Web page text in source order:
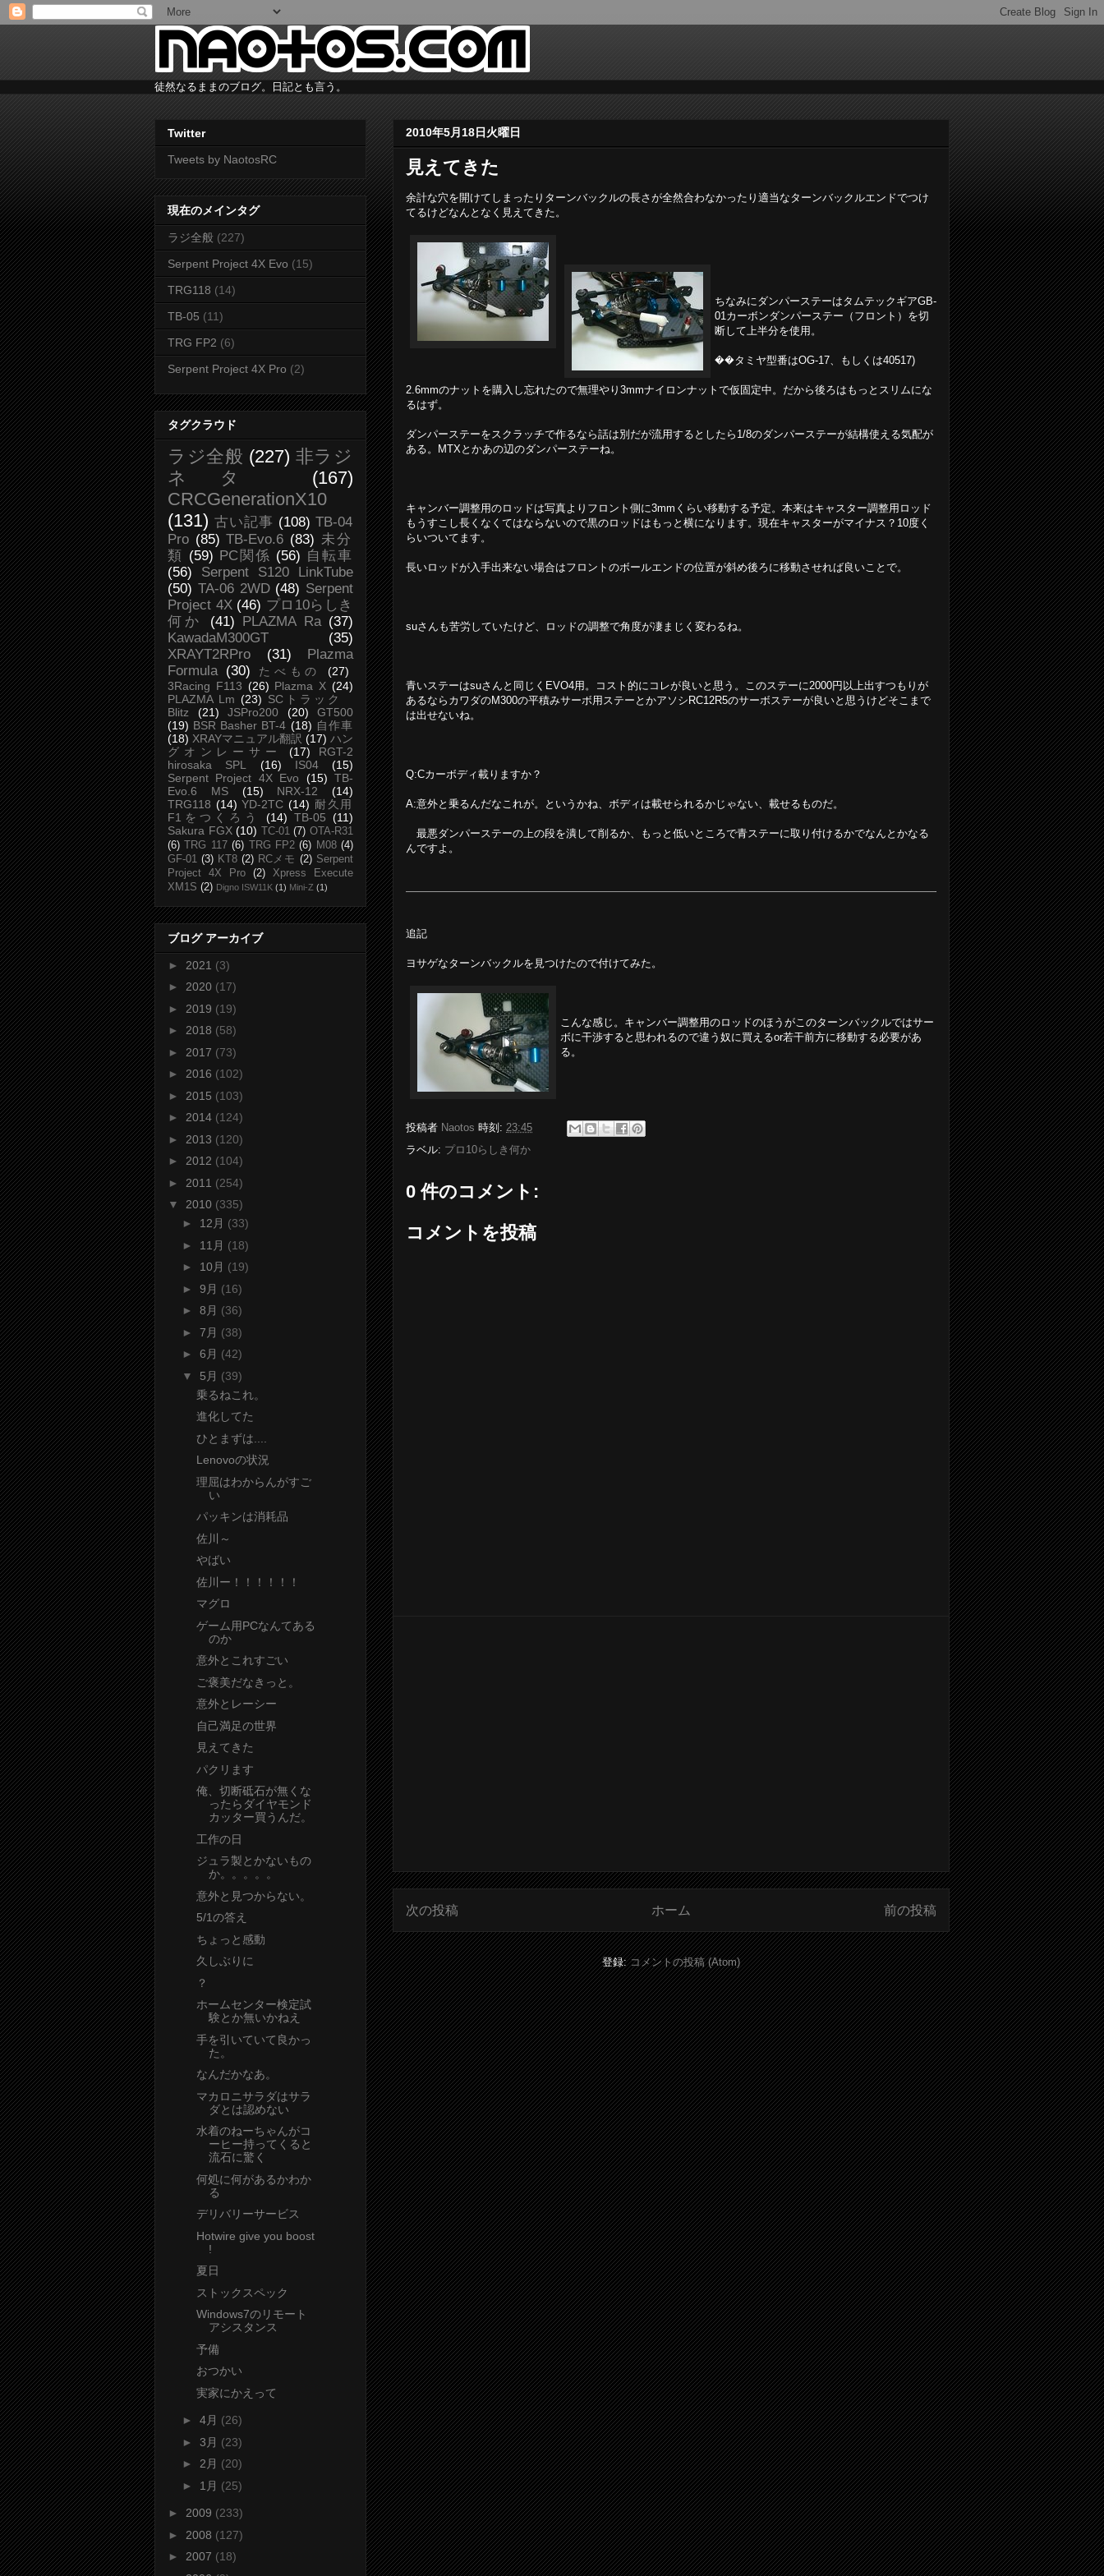
徒然なるままのブログ。日記とも言う。
2010年5月18日火曜日
見えてきた
余計な穴を開けてしまったりターンバックルの長さが全然合わなかったり適当なターンバックルエンドでつけ
てるけどなんとなく見えてきた。
ちなみにダンパーステーはタムテックギアGB-
01カーボンダンパーステー（フロント）を切
断して上半分を使用。
��タミヤ型番はOG-17、もしくは40517)
2.6mmのナットを購入し忘れたので無理やり3mmナイロンナットで仮固定中。だから後ろはもっとスリムにな
るはず。
ダンパーステーをスクラッチで作るなら話は別だが流用するとしたら1/8のダンパーステーが結構使える気配が
ある。MTXとかあの辺のダンパーステーね。
キャンバー調整用のロッドは写真よりフロント側に3mmくらい移動する予定。本来はキャスター調整用ロッド
もうすこし長くなくてはならないので黒のロッドはもっと横になります。現在キャスターがマイナス？10度く
らいついてます。
長いロッドが入手出来ない場合はフロントのボールエンドの位置が斜め後ろに移動させれば良いことで。
suさんも苦労していたけど、ロッドの調整で角度が凄まじく変わるね。
青いステーはsuさんと同じくEVO4用。コスト的にコレが良いと思う。このステーに2000円以上出すつもりが
あるならカワダのM300の平積みサーボ用ステーとかアソシRC12R5のサーボステーが良いと思うけどそこまで
は出せないね。
Q:Cカーボディ載りますか？
A:意外と乗るんだなこれが。というかね、ボディは載せられるかじゃない、載せるものだ。
最悪ダンパーステーの上の段を潰して削るか、もっと低いところで青ステーに取り付けるかでなんとかなる
んですよ。
追記
ヨサゲなターンバックルを見つけたので付けてみた。
こんな感じ。キャンバー調整用のロッドのほうがこのターンバックルではサー
ボに干渉すると思われるので違う奴に買えるor若干前方に移動する必要があ
る。
投稿者 Naotos 時刻: 23:45
ラベル: プロ10らしき何か
0 件のコメント:
コメントを投稿
次の投稿 前の投稿
ホーム
登録:コメントの投稿 (Atom)
Twitter
Tweets by NaotosRC
現在のメインタグ
ラジ全般 (227)
Serpent Project 4X Evo (15)
TRG118 (14)
TB-05 (11)
TRG FP2 (6)
Serpent Project 4X Pro (2)
タグクラウド
ラジ全般 (227) 非ラジ
ネタ
(167)
CRCGenerationX10
(131) 古い記事 (108) TB-04
Pro (85) TB-Evo.6 (83) 未分
類
(59) PC関係 (56) 自転車
(56)
Serpent S120 LinkTube
(50) TA-06 2WD (48) Serpent
Project 4X (46) プロ10らしき
何か
(41) PLAZMA Ra (37)
KawadaM300GT
(35)
XRAYT2RPro
(31)
Plazma
Formula (30) たべもの
(27)
3Racing F113 (26) Plazma X (24)
PLAZMA Lm (23) SCトラック
Blitz
(21) JSPro200 (20)
GT500
(19) BSR Basher BT-4 (18) 自作車
(18) XRAYマニュアル翻訳 (17) ハン
グオンレーサー
(17)
RGT-2
hirosaka SPL
(16) IS04
(15)
Serpent Project 4X Evo
(15) TB-
Evo.6 MS
(15) NRX-12
(14)
TRG118 (14) YD-2TC (14) 耐久用
F1をつくろう
(14) TB-05 (11)
Sakura FGX (10) TC-01 (7) OTA-R31
(6)
TRG 117 (6) TRG FP2 (6) M08 (4)
GF-01 (3) KT8 (2) RCメモ (2) Serpent
Project 4X Pro
(2)
Xpress Execute
XM1S (2) Digno ISW11K (1) Mini-Z (1)
ブログ アーカイブ
► 2021 (3)
► 2020 (17)
► 2019 (19)
► 2018 (58)
► 2017 (73)
► 2016 (102)
► 2015 (103)
► 2014 (124)
► 2013 (120)
► 2012 (104)
► 2011 (254)
▼ 2010 (335)
► 12月 (33)
► 11月 (18)
► 10月 (19)
► 9月 (16)
► 8月 (36)
► 7月 (38)
► 6月 (42)
▼ 5月 (39)
乗るねこれ。
進化してた
ひとまずは....
Lenovoの状況
理屈はわからんがすご
い
パッキンは消耗品
佐川～
やばい
佐川ー！！！！！！
マグロ
ゲーム用PCなんてある
のか
意外とこれすごい
ご褒美だなきっと。
意外とレーシー
自己満足の世界
見えてきた
パクリます
俺、切断砥石が無くな
ったらダイヤモンド
カッター買うんだ。
工作の日
ジュラ製とかないもの
か。。。。。
意外と見つからない。
5/1の答え
ちょっと感動
久しぶりに
？
ホームセンター検定試
験とか無いかねえ
手を引いていて良かっ
た。
なんだかなあ。
マカロニサラダはサラ
ダとは認めない
水着のねーちゃんがコ
ーヒー持ってくると
流石に驚く
何処に何があるかわか
る
デリバリーサービス
Hotwire give you boost
!
夏日
ストックスペック
Windows7のリモート
アシスタンス
予備
おつかい
実家にかえって
► 4月 (26)
► 3月 (23)
► 2月 (20)
► 1月 (25)
► 2009 (233)
► 2008 (127)
► 2007 (18)